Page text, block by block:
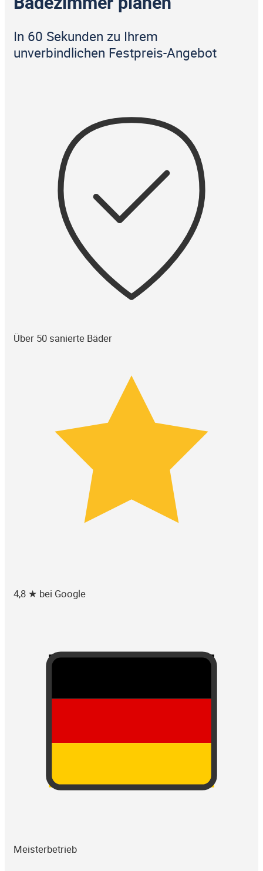
In 60 Sekunden zu Ihrem
unverbindlichen Festpreis-Angebot
Über 50 sanierte Bäder
4,8 ★ bei Google
Meisterbetrieb